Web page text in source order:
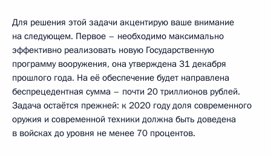
Для решения этой задачи акцентирую ваше внимание
на следующем. Первое – необходимо максимально
эффективно реализовать новую Государственную
программу вооружения, она утверждена 31 декабря
прошлого года. На её обеспечение будет направлена
беспрецедентная сумма – почти 20 триллионов рублей.
Задача остаётся прежней: к 2020 году доля современного
оружия и современной техники должна быть доведена
в войсках до уровня не менее 70 процентов.